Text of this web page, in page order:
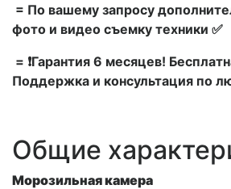
= По вашему запросу
фото и видео съемку техники ✅
= ❗Гарантия 6 месяцев!
Поддержка и консультация по
Общие
Морозильная камера